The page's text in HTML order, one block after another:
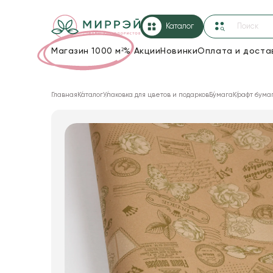
Каталог
Магазин 1000 м²%Акции НовинкиОплата и
Корзины и плетеные изделия
Коробки для цветов
Декор для дома
Товары для флористов
Главная КаталогУпаковка для цветов и подарковБумага Крафт